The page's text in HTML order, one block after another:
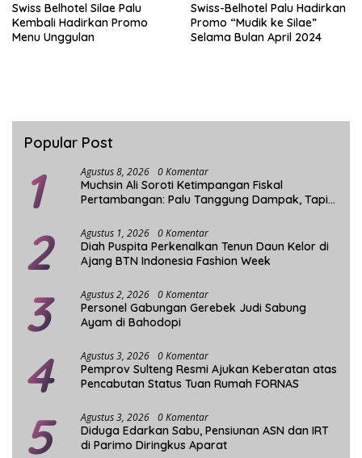
Swiss Belhotel Silae Palu
Kembali Hadirkan Promo
Menu Unggulan
Swiss-Belhotel Palu Hadirkan
Promo “Mudik ke Silae”
Selama Bulan April 2024
Popular Post
1 Agustus 8, 2026 0 Komentar
Muchsin Ali Soroti Ketimpangan Fiskal
Pertambangan: Palu Tanggung Dampak, Tapi
2 Agustus 1, 2026 0 Komentar
Diah Puspita Perkenalkan Tenun Daun Kelor di
Ajang BTN Indonesia Fashion Week
3 Agustus 2, 2026 0 Komentar
Personel Gabungan Gerebek Judi Sabung
Ayam di Bahodopi
4 Agustus 3, 2026 0 Komentar
Pemprov Sulteng Resmi Ajukan Keberatan atas
Pencabutan Status Tuan Rumah FORNAS
5 Agustus 3, 2026 0 Komentar
Diduga Edarkan Sabu, Pensiunan ASN dan IRT
di Parimo Diringkus Aparat